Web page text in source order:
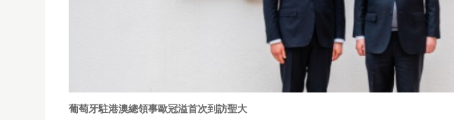
葡萄牙駐港澳總領事歐冠溢首次到訪聖大